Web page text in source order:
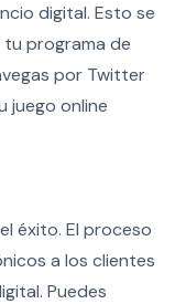
digital. Esto se
tu programa de
por Twitter
juego online
éxito. El proceso
a los clientes
Puedes